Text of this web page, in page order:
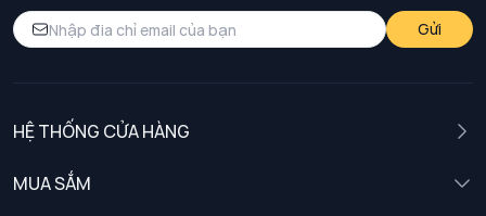
Gửi
HỆ THỐNG CỬA HÀNG
MUA SẮM